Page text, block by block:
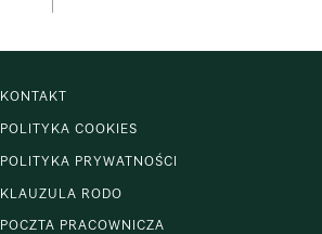
KONTAKT
POLITYKA COOKIES
POLITYKA PRYWATNOŚCI
KLAUZULA RODO
POCZTA PRACOWNICZA